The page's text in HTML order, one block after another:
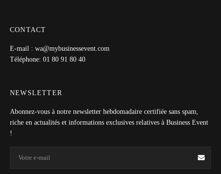
CONTACT
E-mail : wa@mybusinessevent.com
Téléphone: 01 80 91 80 40
NEWSLETTER
Abonnez-vous à notre newsletter hebdomadaire certifiée sans spam,
riche en actualités et informations exclusives relatives à Business Event
!